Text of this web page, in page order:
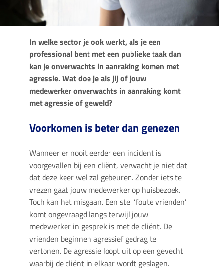
In welke sector je ook werkt, als je een
professional bent met een publieke taak dan
kan je onverwachts in aanraking komen met
agressie.Wat doe je als jij of jouw
medewerker onverwachts in aanraking komt
met agressie of geweld?
Voorkomen is beter dan genezen
Wanneer er nooit eerder een incident is
voorgevallen bij een cliënt, verwacht je niet dat
dat deze keer wel zal gebeuren. Zonder iets te
vrezen gaat jouw medewerker op huisbezoek.
Toch kan het misgaan. Een stel ‘foute vrienden’
komt ongevraagd langs terwijl jouw
medewerker in gesprek is met de cliënt. De
vrienden beginnen agressief gedrag te
vertonen. De agressie loopt uit op een gevecht
waarbij de cliënt in elkaar wordt geslagen.